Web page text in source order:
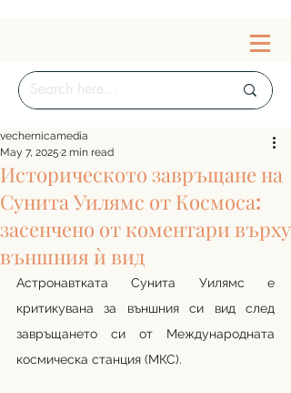
Историческото завръщане на
Сунита Уилямс от Космоса:
засенчено от коментари върху
външния ѝ вид
vechernicamedia
May 7, 2025 2 min read
Астронавтката Сунита Уилямс е
критикувана за външния си вид след
завръщането си от Международната
космическа станция (МКС).